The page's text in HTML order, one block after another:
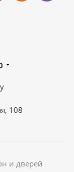
108
и дверей